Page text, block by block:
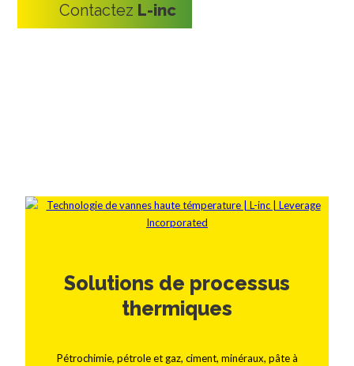
Contactez L-inc
Solutions de processus
thermiques
Pétrochimie, pétrole et gaz, ciment, minéraux, pâte à